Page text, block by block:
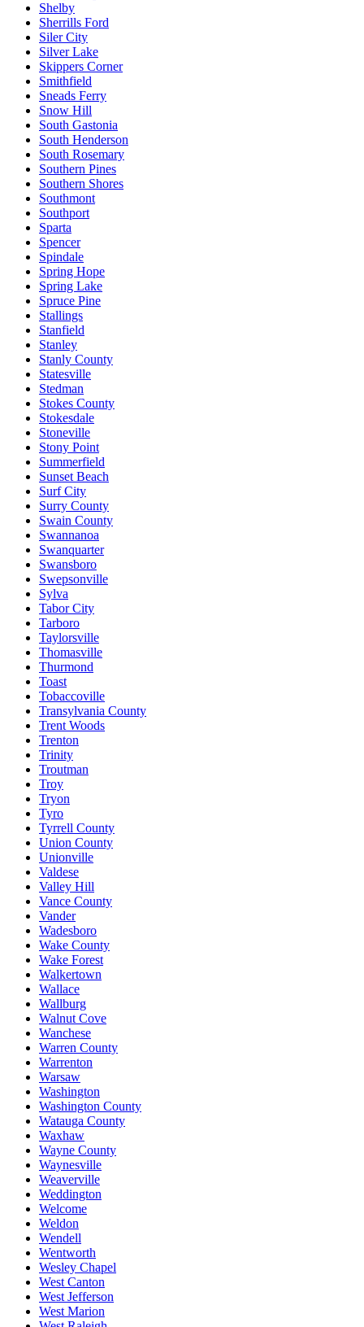
Shelby
Sherrills Ford
Siler City
Silver Lake
Skippers Corner
Smithfield
Sneads Ferry
Snow Hill
South Gastonia
South Henderson
South Rosemary
Southern Pines
Southern Shores
Southmont
Southport
Sparta
Spencer
Spindale
Spring Hope
Spring Lake
Spruce Pine
Stallings
Stanfield
Stanley
Stanly County
Statesville
Stedman
Stokes County
Stokesdale
Stoneville
Stony Point
Summerfield
Sunset Beach
Surf City
Surry County
Swain County
Swannanoa
Swanquarter
Swansboro
Swepsonville
Sylva
Tabor City
Tarboro
Taylorsville
Thomasville
Thurmond
Toast
Tobaccoville
Transylvania County
Trent Woods
Trenton
Trinity
Troutman
Troy
Tryon
Tyro
Tyrrell County
Union County
Unionville
Valdese
Valley Hill
Vance County
Vander
Wadesboro
Wake County
Wake Forest
Walkertown
Wallace
Wallburg
Walnut Cove
Wanchese
Warren County
Warrenton
Warsaw
Washington
Washington County
Watauga County
Waxhaw
Wayne County
Waynesville
Weaverville
Weddington
Welcome
Weldon
Wendell
Wentworth
Wesley Chapel
West Canton
West Jefferson
West Marion